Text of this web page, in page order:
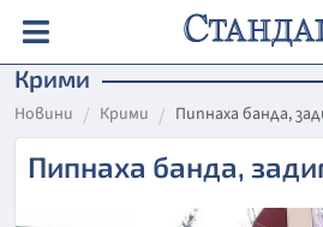
Крими
Новини Крими Пипнаха банда,
Пипнаха банда,